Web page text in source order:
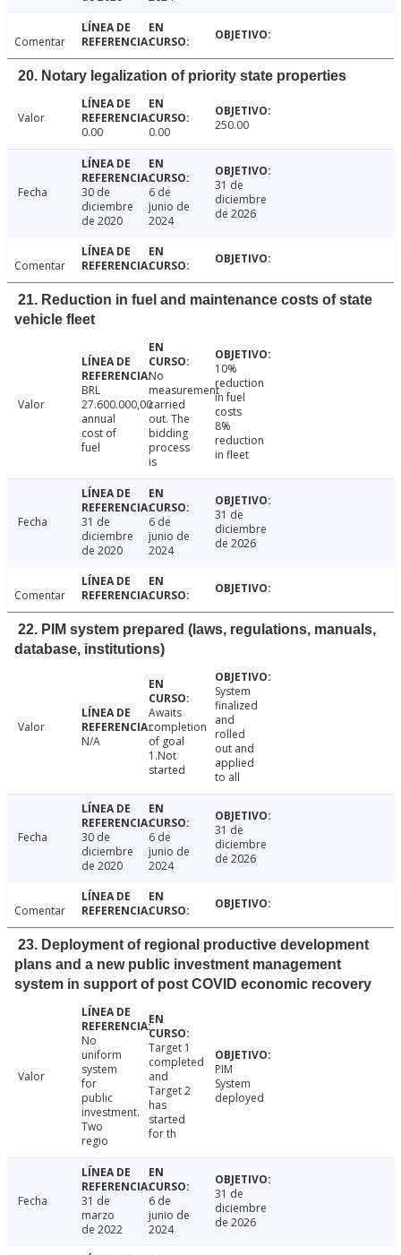
Comentar
20. Notary legalization of priority state properties
Valor
0.00
0.00 250.00
Fecha
30 de
diciembre
de 2020
6 de
junio de
2024
31 de
diciembre
de 2026
Comentar
21. Reduction in fuel and maintenance costs of state
vehicle fleet
Valor
BRL
27.600.000,00
annual
cost of
fuel
No
measurement
carried
out. The
bidding
process
is
10%
reduction
in fuel
costs
8%
reduction
in fleet
Fecha
31 de
diciembre
de 2020
6 de
junio de
2024
31 de
diciembre
de 2026
Comentar
22. PIM system prepared (laws, regulations, manuals,
database, institutions)
Valor
N/A
Awaits
completion
of goal
1.Not
started
System
finalized
and
rolled
out and
applied
to all
Fecha
30 de
diciembre
de 2020
6 de
junio de
2024
31 de
diciembre
de 2026
Comentar
23. Deployment of regional productive development
plans and a new public investment management
system in support of post COVID economic recovery
Valor
No
uniform
system
for
public
investment.
Two
regio
Target 1
completed
and
Target 2
has
started
for th
PIM
System
deployed
Fecha
31 de
marzo
de 2022
6 de
junio de
2024
31 de
diciembre
de 2026